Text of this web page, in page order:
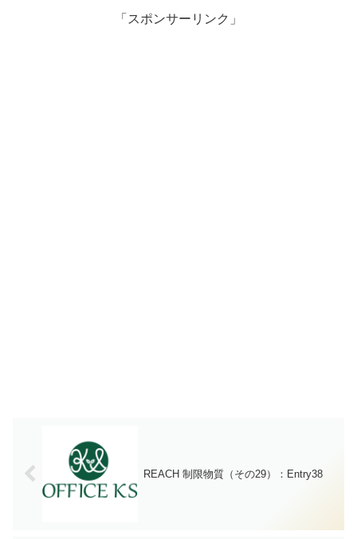
「スポンサーリンク」
REACH 制限物質（その29）：Entry38